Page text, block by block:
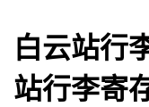
白云站行
站行李寄